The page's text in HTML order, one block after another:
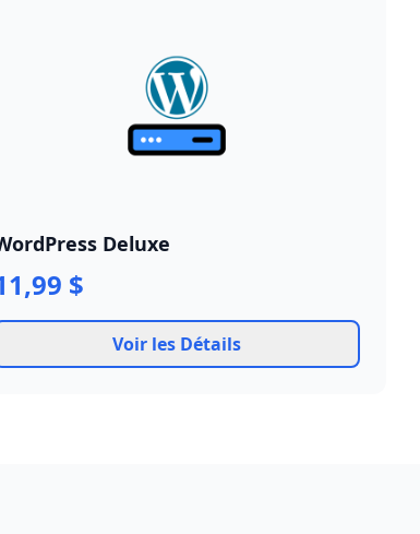
Deluxe
$
Voir les Détails